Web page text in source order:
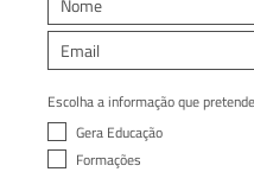
CONTACTOS
Escolha a informação que
Gera Educação
Formações